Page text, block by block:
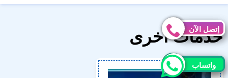
خدمات أخرى
إتصل الآن
واتساب
إتصل الآن
واتساب